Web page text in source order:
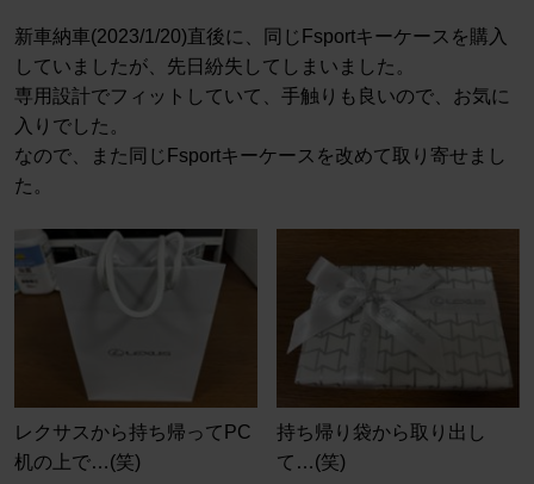
新車納車(2023/1/20)直後に、同じFsportキーケースを購入
していましたが、先日紛失してしまいました。
専用設計でフィットしていて、手触りも良いので、お気に
入りでした。
なので、また同じFsportキーケースを改めて取り寄せまし
た。
レクサスから持ち帰ってPC
机の上で…(笑)
持ち帰り袋から取り出し
て…(笑)